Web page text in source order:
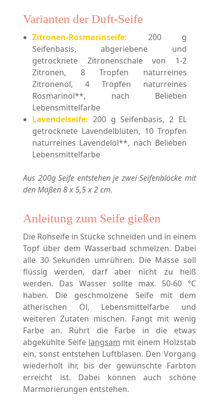
Varianten der Duft-Seife
Zitronen-Rosmarinseife: 200 g
Seifenbasis, abgeriebene und
getrocknete Zitronenschale von 1-2
Zitronen, 8 Tropfen naturreines
Zitronenöl, 4 Tropfen naturreines
Rosmarinöl**, nach Belieben
Lebensmittelfarbe
Lavendelseife: 200 g Seifenbasis, 2 EL
getrocknete Lavendelblüten, 10 Tropfen
naturreines Lavendelöl**, nach Belieben
Lebensmittelfarbe
Aus 200g Seife entstehen je zwei Seifenblöcke mit
den Maßen 8 x 5,5 x 2 cm.
Anleitung zum Seife gießen
Die Rohseife in Stücke schneiden und in einem
Topf über dem Wasserbad schmelzen. Dabei
alle 30 Sekunden umrühren. Die Masse soll
flüssig werden, darf aber nicht zu heiß
werden. Das Wasser sollte max. 50-60 °C
haben. Die geschmolzene Seife mit dem
ätherischen Öl, Lebensmittelfarbe und
weiteren Zutaten mischen. Fangt mit wenig
Farbe an. Rührt die Farbe in die etwas
abgekühlte Seife langsam mit einem Holzstab
ein, sonst entstehen Luftblasen. Den Vorgang
wiederholt ihr, bis der gewünschte Farbton
erreicht ist. Dabei können auch schöne
Marmorierungen entstehen.